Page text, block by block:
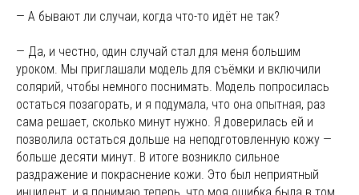
— А бывают ли случаи, когда что-то идёт не так?
— Да, и честно, один случай стал для меня большим
уроком. Мы приглашали модель для съёмки и включили
солярий, чтобы немного поснимать. Модель попросилась
остаться позагорать, и я подумала, что она опытная, раз
сама решает, сколько минут нужно. Я доверилась ей и
позволила остаться дольше на неподготовленную кожу —
больше десяти минут. В итоге возникло сильное
раздражение и покраснение кожи. Это был неприятный